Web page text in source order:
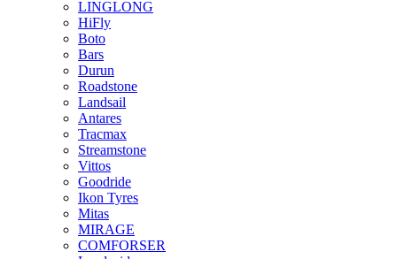
LINGLONG
HiFly
Boto
Bars
Durun
Roadstone
Landsail
Antares
Tracmax
Streamstone
Vittos
Goodride
Ikon Tyres
Mitas
MIRAGE
COMFORSER